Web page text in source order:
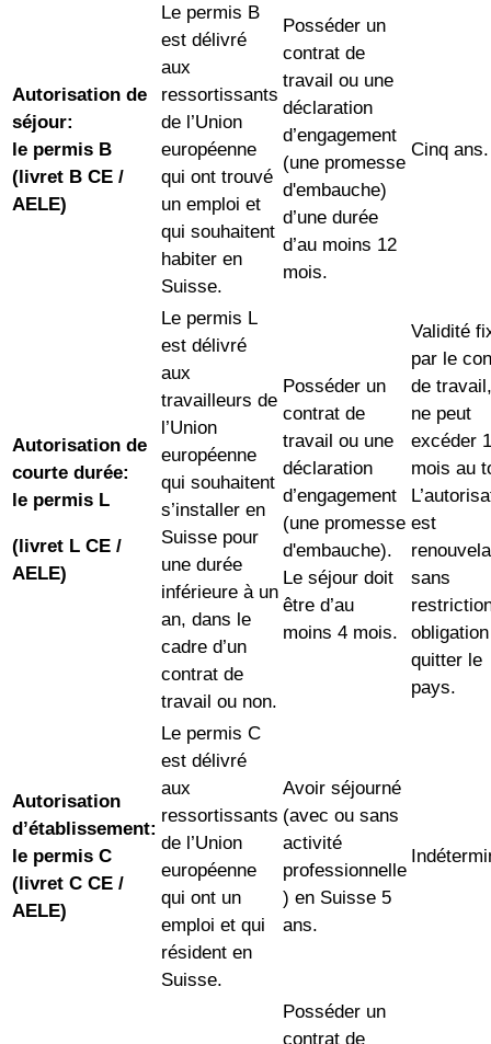
Autorisation de
séjour:
le permis B
(livret B CE /
AELE)
Le permis B
est délivré
aux
ressortissants
de l’Union
européenne
qui ont trouvé
un emploi et
qui souhaitent
habiter en
Suisse.
Posséder un
contrat de
travail ou une
déclaration
d’engagement
(une promesse
d'embauche)
d’une durée
d’au moins 12
mois.
Cinq ans.
Autorisation de
courte durée:
le permis L
(livret L CE /
AELE)
Le permis L
est délivré
aux
travailleurs de
l’Union
européenne
qui souhaitent
s’installer en
Suisse pour
une durée
inférieure à un
an, dans le
cadre d’un
contrat de
travail ou non.
Posséder un
contrat de
travail ou une
déclaration
d’engagement
(une promesse
d'embauche).
Le séjour doit
être d’au
moins 4 mois.
Validité
par le
de
ne peut
excéder
mois au
est
sans
quitter le
pays.
Autorisation
d’établissement:
le permis C
(livret C CE /
AELE)
Le permis C
est délivré
aux
ressortissants
de l’Union
européenne
qui ont un
emploi et qui
résident en
Suisse.
Avoir séjourné
(avec ou sans
activité
professionnelle
) en Suisse 5
ans.
Posséder un
contrat de